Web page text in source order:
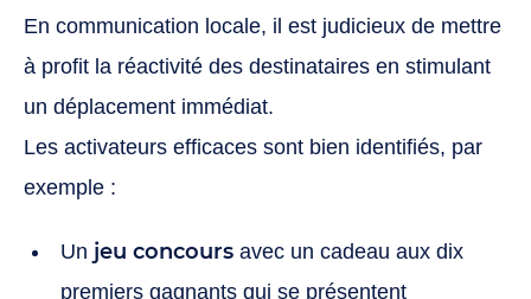
En communication locale, il est judicieux de mettre
à profit la réactivité des destinataires en stimulant
un déplacement immédiat.
Les activateurs efficaces sont bien identifiés, par
exemple :
Un jeu concours avec un cadeau aux dix
premiers gagnants qui se présentent